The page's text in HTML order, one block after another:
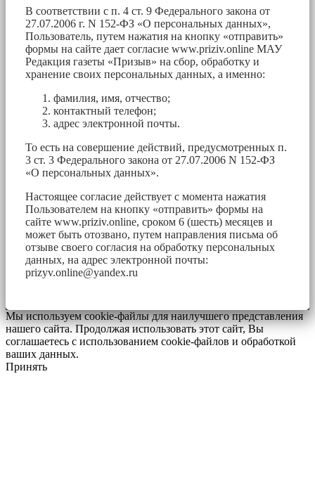
В соответствии с п. 4 ст. 9 Федерального закона от
27.07.2006 г. N 152-ФЗ «О персональных данных»,
Пользователь, путем нажатия на кнопку «отправить»
формы на сайте дает согласие www.priziv.online МАУ
Редакция газеты «Призыв» на сбор, обработку и
хранение своих персональных данных, а именно:
фамилия, имя, отчество;
контактный телефон;
адрес электронной почты.
То есть на совершение действий, предусмотренных п.
3 ст. 3 Федерального закона от 27.07.2006 N 152-ФЗ
«О персональных данных».
Настоящее согласие действует с момента нажатия
Пользователем на кнопку «отправить» формы на
сайте www.priziv.online, сроком 6 (шесть) месяцев и
может быть отозвано, путем направления письма об
отзыве своего согласия на обработку персональных
данных, на адрес электронной почты:
prizyv.online@yandex.ru
Мы используем cookie-файлы для наилучшего представления
нашего сайта. Продолжая использовать этот сайт, Вы
соглашаетесь с использованием cookie-файлов и обработкой
ваших данных.
Принять